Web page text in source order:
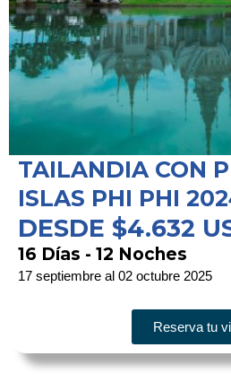
TAILANDIA CON
ISLAS PHI PHI
DESDE $4.632
16 Días - 12 Noches
17 septiembre al 02 octubre 2025
Reserva tu